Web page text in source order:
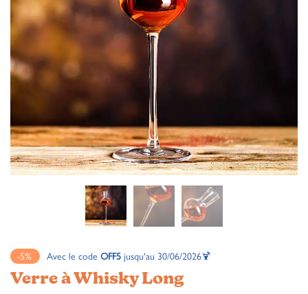
-5% Avec le code OFF5 jusqu'au 30/06/2026🍹
Verre à Whisky Long